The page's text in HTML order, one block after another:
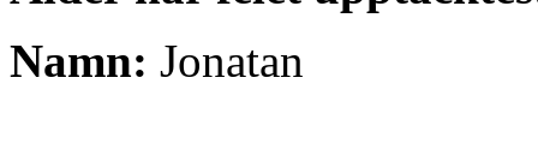
Namn: Jonatan